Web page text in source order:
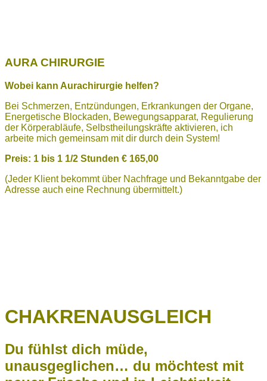
AURA CHIRURGIE
Wobei kann Aurachirurgie helfen?
Bei Schmerzen, Entzündungen, Erkrankungen der Organe,
Energetische Blockaden, Bewegungsapparat, Regulierung
der Körperabläufe, Selbstheilungskräfte aktivieren, ich
arbeite mich gemeinsam mit dir durch dein System!
Preis: 1 bis 1 1/2 Stunden € 165,00
(Jeder Klient bekommt über Nachfrage und Bekanntgabe der
Adresse auch eine Rechnung übermittelt.)
CHAKRENAUSGLEICH
Du fühlst dich müde,
unausgeglichen… du möchtest mit